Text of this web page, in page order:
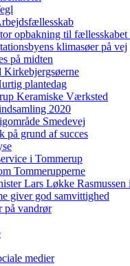
opbakning til fællesskabet
klimasøer på vej
på midten
Kirkebjergsøerne
plantedag
Keramiske Værksted
2020
Smedevej
på grund af succes
i Tommerup
Tommerupperne
Lars Løkke
giver god samvittighed
på vandrør
medier